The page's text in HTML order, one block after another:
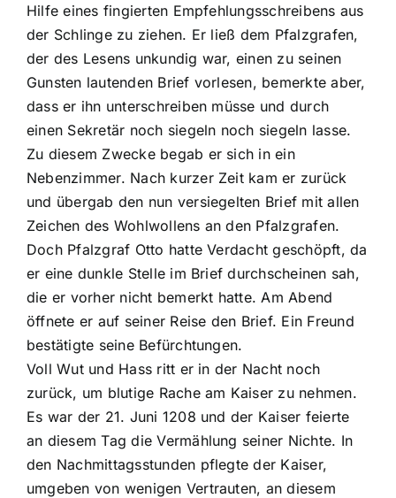
Hilfe eines fingierten Empfehlungsschreibens aus
der Schlinge zu ziehen. Er ließ dem Pfalzgrafen,
der des Lesens unkundig war, einen zu seinen
Gunsten lautenden Brief vorlesen, bemerkte aber,
dass er ihn unterschreiben müsse und durch
einen Sekretär noch siegeln noch siegeln lasse.
Zu diesem Zwecke begab er sich in ein
Nebenzimmer. Nach kurzer Zeit kam er zurück
und übergab den nun versiegelten Brief mit allen
Zeichen des Wohlwollens an den Pfalzgrafen.
Doch Pfalzgraf Otto hatte Verdacht geschöpft, da
er eine dunkle Stelle im Brief durchscheinen sah,
die er vorher nicht bemerkt hatte. Am Abend
öffnete er auf seiner Reise den Brief. Ein Freund
bestätigte seine Befürchtungen.
Voll Wut und Hass ritt er in der Nacht noch
zurück, um blutige Rache am Kaiser zu nehmen.
Es war der 21. Juni 1208 und der Kaiser feierte
an diesem Tag die Vermählung seiner Nichte. In
den Nachmittagsstunden pflegte der Kaiser,
umgeben von wenigen Vertrauten, an diesem